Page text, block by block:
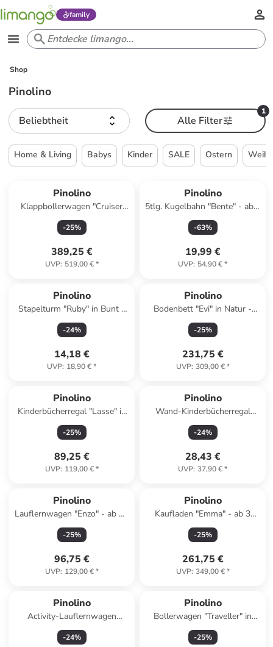
family
Shop
Pinolino
Beliebtheit
1
Alle Filter
Home & Living Babys Kinder SALE Ostern
Pinolino
Klappbollerwagen "Cruiser
PI500" in Grau - (L)118 x
(H)64 x (T)64 cm
-25%
389,25 €
UVP: 519,00 €*
Pinolino
5tlg. Kugelbahn "Bente" - ab 3
Jahren
-63%
19,99 €
UVP: 54,90 €*
Pinolino
Stapelturm "Ruby" in Bunt -
ab 12 Monaten
-24%
14,18 €
UVP: 18,90 €*
Pinolino
Bodenbett "Evi" in Natur -
(L)200 x (B)90 cm
-25%
231,75 €
UVP: 309,00 €*
Pinolino
Kinderbücherregal "Lasse" in
Grau - (B)65 x (H)57 x (T)42
cm
-25%
89,25 €
UVP: 119,00 €*
Pinolino
Wand-Kinderbücherregal
"Jori" in Weiß - ab 3 Jahren
-24%
28,43 €
UVP: 37,90 €*
Pinolino
Lauflernwagen "Enzo" - ab 12
Monaten
-25%
96,75 €
UVP: 129,00 €*
Pinolino
Kaufladen "Emma" - ab 3
Jahren
-25%
261,75 €
UVP: 349,00 €*
Pinolino
Activity-Lauflernwagen
"Titus" - ab 12 Monaten
-24%
Pinolino
Bollerwagen "Traveller" in
Khaki - (B)107 x (H)60 x (T)57
cm
-25%